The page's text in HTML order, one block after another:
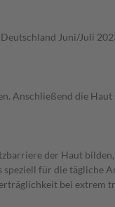
Juni/Juli
Anschließend die
der Haut
für die tägliche
bei extrem